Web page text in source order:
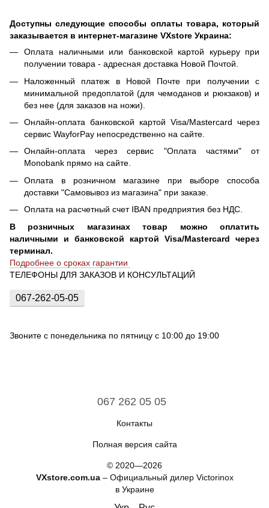
Доступны следующие способы оплаты товара, который
заказывается в интернет-магазине VXstore Украина:
Оплата наличными или банковской картой курьеру при
получении товара - адресная доставка Новой Почтой.
Наложенный платеж в Новой Почте при получении с
минимальной предоплатой (для чемоданов и рюкзаков) и
без нее (для заказов на ножи).
Онлайн-оплата банковской картой Visa/Mastercard через
сервис WayforPay непосредственно на сайте.
Онлайн-оплата через сервис "Оплата частями" от
Monobank прямо на сайте.
Оплата в розничном магазине при выборе способа
доставки "Самовывоз из магазина" при заказе.
Оплата на расчетный счет IBAN предприятия без НДС.
В розничных магазинах товар можно оплатить
наличными и банковской картой Visa/Mastercard через
терминал.
Подробнее о сроках гарантии
ТЕЛЕФОНЫ ДЛЯ ЗАКАЗОВ И КОНСУЛЬТАЦИЙ
067-262-05-05
Звоните с понедельника по пятницу с 10:00 до 19:00
067 262 05 05
Контакты
Полная версия сайта
© 2020—2026
VXstore.com.ua– Официальный дилер Victorinox
в Украине